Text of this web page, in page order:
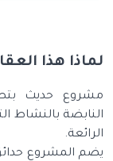
لماذا هذا
مشروع حديث
النابضة بالنشاط
الرائعة.
يضم المشروع